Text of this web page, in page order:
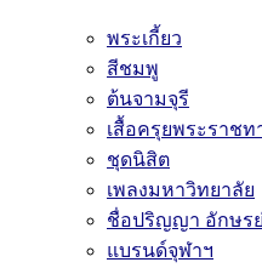
พระเกี้ยว
สีชมพู
ต้นจามจุรี
เสื้อครุยพระราชท
ชุดนิสิต
เพลงมหาวิทยาลัย
ชื่อปริญญา อักษร
แบรนด์จุฬาฯ